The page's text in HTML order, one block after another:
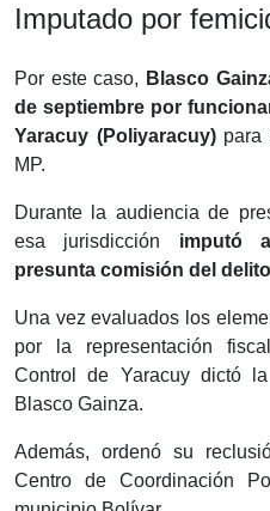
Imputado por
Por este caso, Blasco
de septiembre por
Yaracuy (Poliyaracuy)para
MP.
Durante la audiencia de
esa jurisdicción imputó
presunta comisión del
Una vez evaluados los
por la representación
Control de Yaracuy dictó
Blasco Gainza.
Además, ordenó su
Centro de Coordinación